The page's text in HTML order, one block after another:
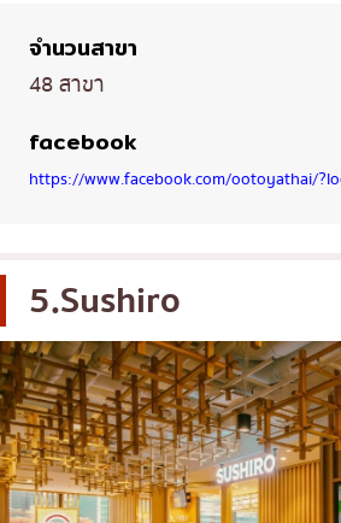
จำนวนสาขา
48 สาขา
facebook
https://www.facebook.com/ootoyathai/
5.Sushiro